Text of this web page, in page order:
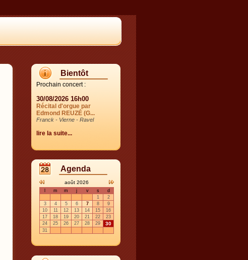
Bientôt
Prochain concert :
30/08/2026 16h00
Récital d'orgue par
Edmond REUZÉ (G...
Franck - Vierne - Ravel
lire la suite...
Agenda
août 2026
m m j v s
d
1
2
3
4 5 6 7 8
9
10
11 12 13 14 15
16
17
18 19 20 21 22
23
24
25 26 27 28 29 30
31